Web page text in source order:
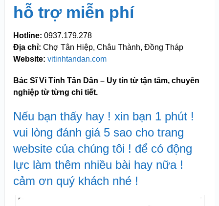
hỗ trợ miễn phí
Hotline: 0937.179.278
Địa chỉ: Chợ Tân Hiệp, Châu Thành, Đồng Tháp
Website: vitinhtandan.com
Bác Sĩ Vi Tính Tân Dân – Uy tín từ tận tâm, chuyên
nghiệp từ từng chi tiết.
Nếu bạn thấy hay ! xin bạn 1 phút !
vui lòng đánh giá 5 sao cho trang
website của chúng tôi ! để có động
lực làm thêm nhiều bài hay nữa !
cảm ơn quý khách nhé !